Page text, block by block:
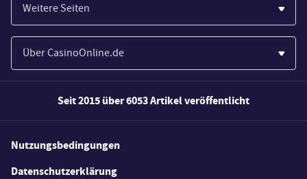
Wirtschaft
Spiele
Weitere Seiten
Paypal Casinos
Novoline Casinos
Merkur Casinos
Casino Testberichte
Casino Bonus Angebote
Über CasinoOnline.de
Wie wir bewerten
FAQs
Seit 2015 über 6053 Artikel veröffentlicht
Nutzungsbedingungen
Datenschutzerklärung